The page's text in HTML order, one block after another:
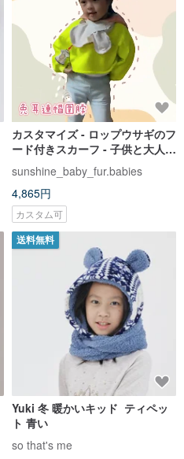
カスタマイズ - ロップウサギのフ
ード付きスカーフ - 子供と大人/
暖かい/スカーフ/帽子/首/暖かい
帽子
sunshine_baby_fur.babies
4,865円
カスタム可
送料無料
Yuki 冬 暖かいキッド ティペッ
ト 青い
so that's me